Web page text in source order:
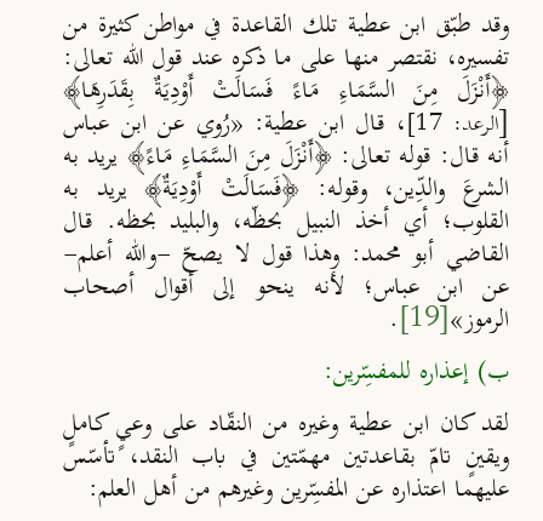
وقد طبّق ابن عطية تلك القاعدة في مواطن كثيرة من
تفسيره، نقتصرمنها على ما ذكره عند قول الله تعالى:
﴿أَنْزَلَ مِنَ السَّمَاءِ مَاءً فَسَالَتْ أَوْدِيَةٌ بِقَدَرِهَا﴾
[الرعد: 17] ، قال ابن عطية: «رُوي عن ابن عباس
أنه قال: قوله تعالى: ﴿أَنْزَلَ مِنَ السَّمَاءِ مَاءً﴾ يريد به
الشرعَ والدِين، وقوله: ﴿فَسَالَتْ أَوْدِيَةٌ﴾ يريد به
القلوب؛ أي أخذ النبيل بحظّه، والبليد بحظه. قال
القاضي أبو محمد: وهذا قول لا يصح-والله أعلم-
عن ابن عباس؛ لأنه ينحو إلى أقوال أصحاب
الرموز»[19]
.
ب) إعذاره للمفسِّرين:
لقد كان ابن عطية وغيره من النقّاد على وعيٍ كاملٍ
ويقينٍ تامّ بقاعدتين مهمّتين في باب النقد، تأسّس
عليهما اعتذاره عن المفسِّرين وغيرهم من أهل العلم: